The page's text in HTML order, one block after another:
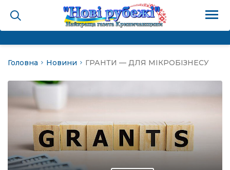
громада
Головна Новини ГРАНТИ — ДЛЯ МІКРОБІЗНЕСУ